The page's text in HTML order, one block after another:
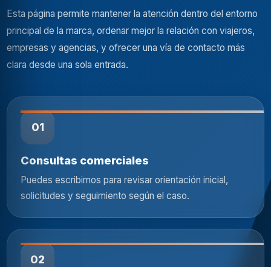
Esta página permite mantener la atención dentro del entorno
principal de la marca, ordenar mejor la relación con viajeros,
empresas y agencias, y ofrecer una vía de contacto más
clara desde una sola entrada.
01
Consultas comerciales
Puedes escribirnos para revisar orientación inicial,
solicitudes y seguimiento según el caso.
02